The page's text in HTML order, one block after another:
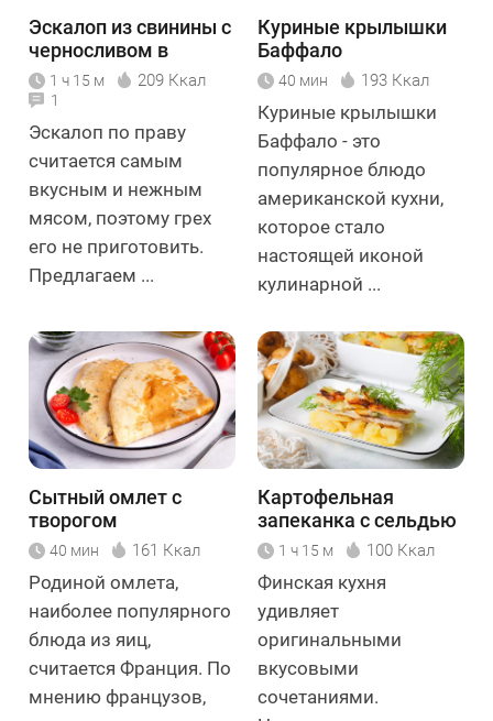
Эскалоп из свинины с
черносливом в
сливочном соусе
1 ч 15 м 209 Ккал
1
Эскалоп по праву
считается самым
вкусным и нежным
мясом, поэтому грех
его не приготовить.
Предлагаем ...
Куриные крылышки
Баффало
40 мин 193 Ккал
Куриные крылышки
Баффало - это
популярное блюдо
американской кухни,
которое стало
настоящей иконой
кулинарной ...
Сытный омлет с
творогом
40 мин 161 Ккал
Родиной омлета,
наиболее популярного
блюда из яиц,
считается Франция. По
мнению французов,
Картофельная
запеканка с сельдью
в духовке
1 ч 15 м 100 Ккал
Финская кухня
удивляет
оригинальными
вкусовыми
сочетаниями.